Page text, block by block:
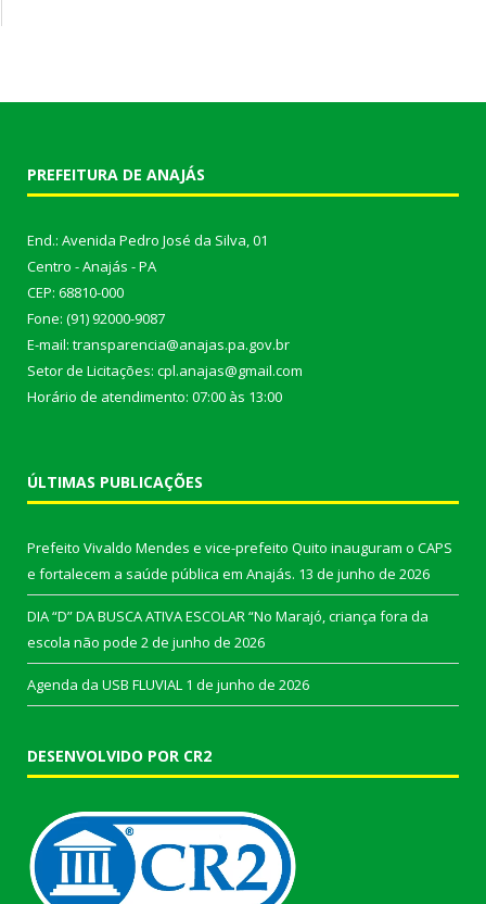
PREFEITURA DE ANAJÁS
End.: Avenida Pedro José da Silva, 01
Centro - Anajás - PA
CEP: 68810-000
Fone: (91) 92000-9087
E-mail: transparencia@anajas.pa.gov.br
Setor de Licitações: cpl.anajas@gmail.com
Horário de atendimento: 07:00 às 13:00
ÚLTIMAS PUBLICAÇÕES
Prefeito Vivaldo Mendes e vice-prefeito Quito inauguram o CAPS
e fortalecem a saúde pública em Anajás. 13 de junho de 2026
DIA “D” DA BUSCA ATIVA ESCOLAR “No Marajó, criança fora da
escola não pode 2 de junho de 2026
Agenda da USB FLUVIAL 1 de junho de 2026
DESENVOLVIDO POR CR2